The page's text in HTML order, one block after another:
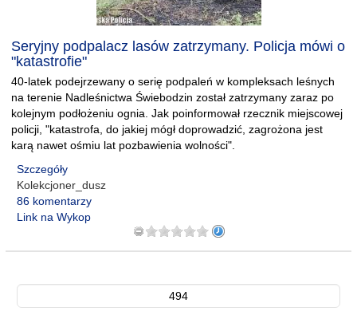
Seryjny podpalacz lasów zatrzymany. Policja mówi o
"katastrofie"
40-latek podejrzewany o serię podpaleń w kompleksach leśnych
na terenie Nadleśnictwa Świebodzin został zatrzymany zaraz po
kolejnym podłożeniu ognia. Jak poinformował rzecznik miejscowej
policji, "katastrofa, do jakiej mógł doprowadzić, zagrożona jest
karą nawet ośmiu lat pozbawienia wolności".
Szczegóły
Kolekcjoner_dusz
86 komentarzy
Link na Wykop
494